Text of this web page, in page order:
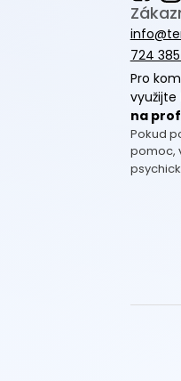
724
Pro
využijte
na
Pokud
pomoc,